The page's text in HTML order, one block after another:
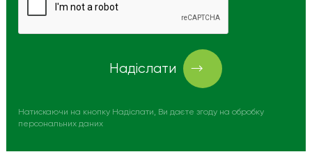
Надіслати
Натискаючи на кнопку Надіслати, Ви даєте згоду на обробку
персональних даних